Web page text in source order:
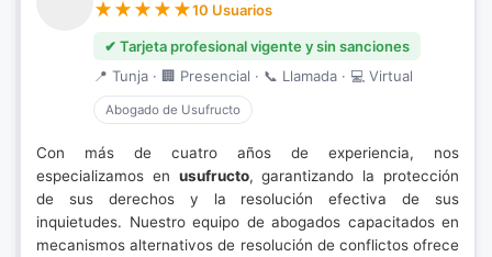
10 Usuarios
✔ Tarjeta profesional vigente y sin sanciones
📍 Tunja · 🏢 Presencial · 📞 Llamada · 💻 Virtual
Abogado de Usufructo
Con más de cuatro años de experiencia, nos
especializamos en usufructo, garantizando la protección
de sus derechos y la resolución efectiva de sus
inquietudes. Nuestro equipo de abogados capacitados en
mecanismos alternativos de resolución de conflictos ofrece